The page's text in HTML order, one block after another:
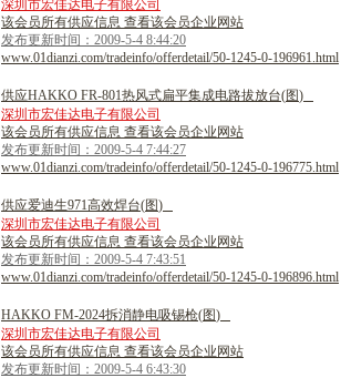
深圳市宏佳达电子有限公司
该会员所有供应信息 查看该会员企业网站
发布更新时间：2009-5-4 8:44:20
www.01dianzi.com/tradeinfo/offerdetail/50-1245-0-196961.html
供应HAKKO FR-801热风式扁平集成电路拔放台(图)
深圳市宏佳达电子有限公司
该会员所有供应信息 查看该会员企业网站
发布更新时间：2009-5-4 7:44:27
www.01dianzi.com/tradeinfo/offerdetail/50-1245-0-196775.html
供应爱迪生971高效焊台(图)
深圳市宏佳达电子有限公司
该会员所有供应信息 查看该会员企业网站
发布更新时间：2009-5-4 7:43:51
www.01dianzi.com/tradeinfo/offerdetail/50-1245-0-196896.html
HAKKO FM-2024拆消静电吸锡枪(图)
深圳市宏佳达电子有限公司
该会员所有供应信息 查看该会员企业网站
发布更新时间：2009-5-4 6:43:30